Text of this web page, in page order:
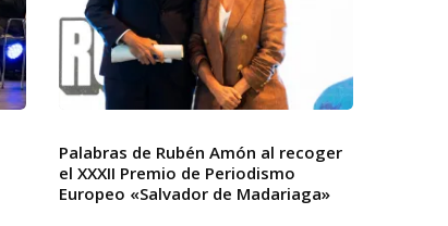
Palabras de Rubén Amón al recoger
el XXXII Premio de Periodismo
Europeo «Salvador de Madariaga»